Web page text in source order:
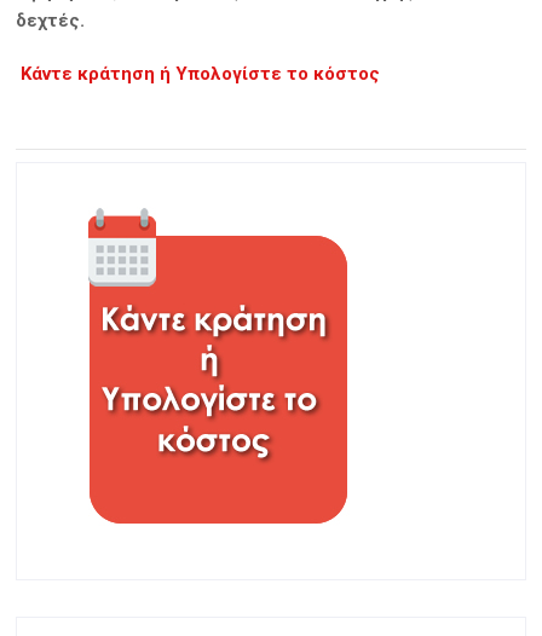
δεχτές.
Κάντε κράτηση ή Υπολογίστε το κόστος